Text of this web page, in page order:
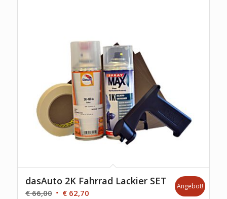
dasAuto 2K Fahrrad Lackier SET
€66,00 €62,70
Angebot!